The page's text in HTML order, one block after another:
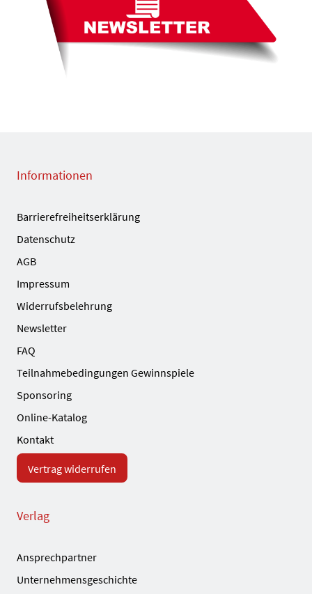
Informationen
Barrierefreiheitserklärung
Datenschutz
AGB
Impressum
Widerrufsbelehrung
Newsletter
FAQ
Teilnahmebedingungen Gewinnspiele
Sponsoring
Online-Katalog
Kontakt
Vertrag widerrufen
Verlag
Ansprechpartner
Unternehmensgeschichte